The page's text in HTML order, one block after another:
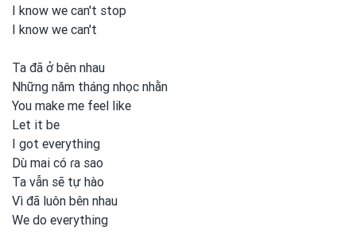
I know we can't stop
I know we can't
Ta đã ở bên nhau
Những năm tháng nhọc nhằn
You make me feel like
Let it be
I got everything
Dù mai có ɾa sao
Ta vẫn sẽ tự hào
Vì đã luôn bên nhau
We do everything